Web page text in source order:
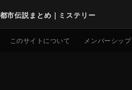
市伝説まとめ｜ミステリー
このサイトについて メンバーシップ